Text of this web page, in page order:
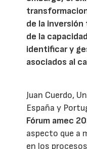
de la
de la
identificar y
asociados al
Juan Cuerdo,
España y
Fórum amec
aspecto que a
en los